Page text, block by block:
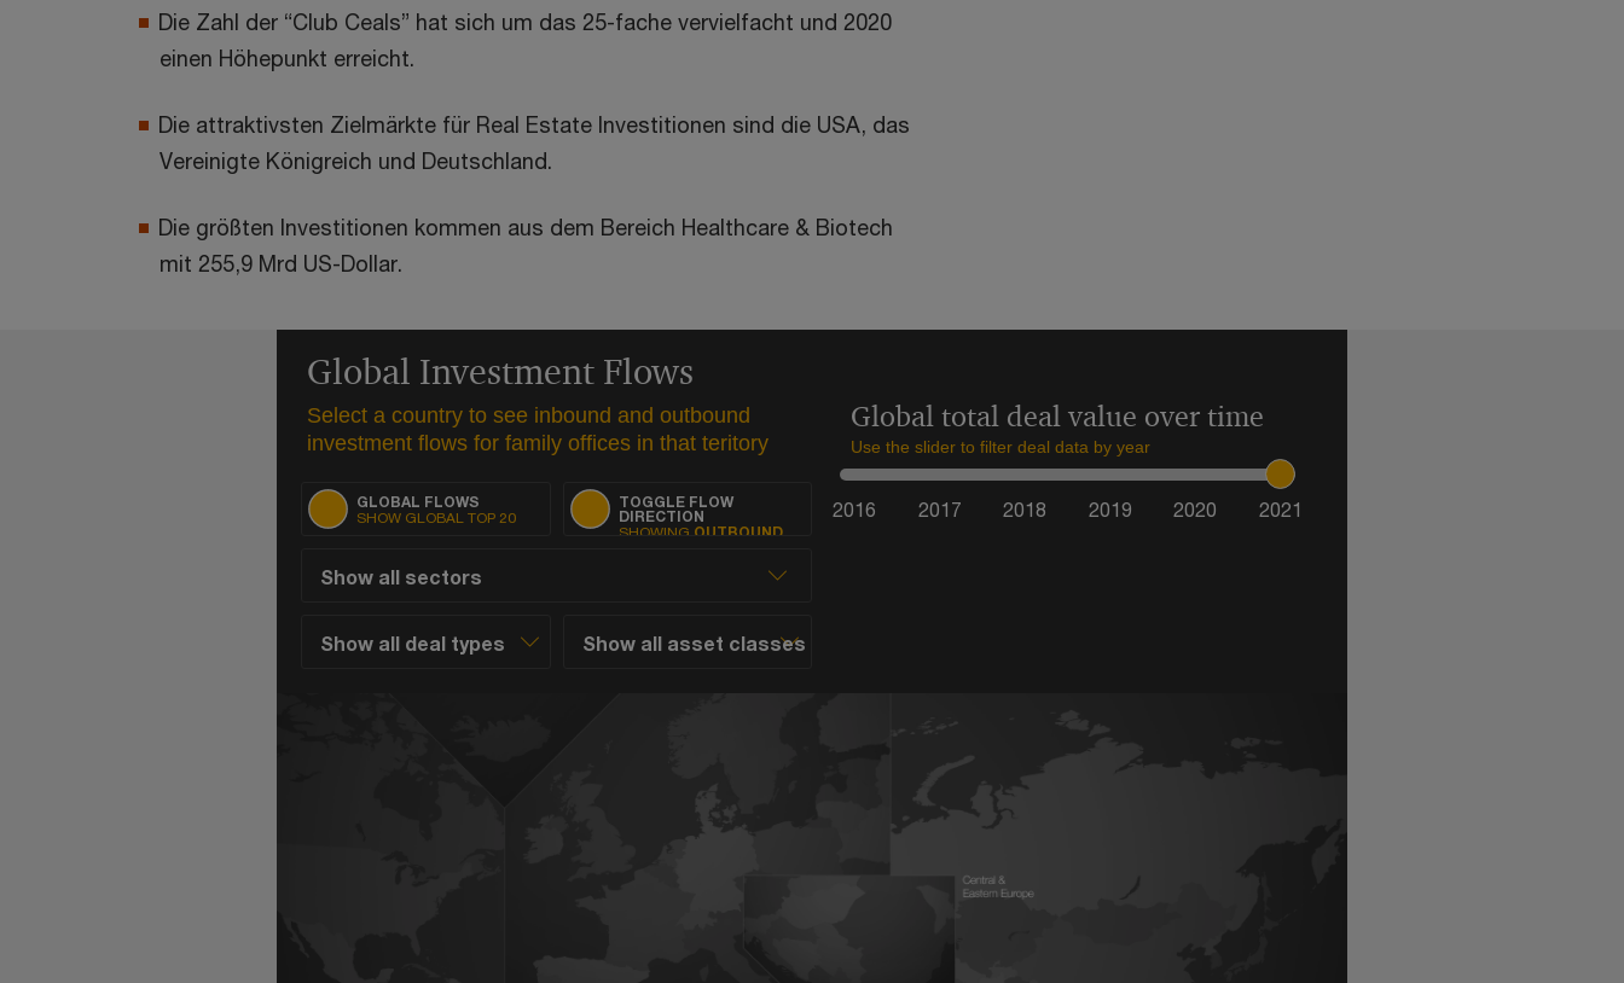
Die Zahl der “Club Ceals” hat sich um das 25-fache vervielfacht und 2020
einen Höhepunkt erreicht.
Die attraktivsten Zielmärkte für Real Estate Investitionen sind die USA, das
Vereinigte Königreich und Deutschland.
Die größten Investitionen kommen aus dem Bereich Healthcare & Biotech
mit 255,9 Mrd US-Dollar.
Global Investment Flows
Select a country to see inbound and outbound
investment flows for family offices in that teritory
GLOBAL FLOWS
SHOW GLOBAL TOP 20
TOGGLE FLOW
DIRECTION
SHOWING OUTBOUND
Global total deal value over time
Use the slider to filter deal data by year
2016 2017 2018 2019 2020 2021